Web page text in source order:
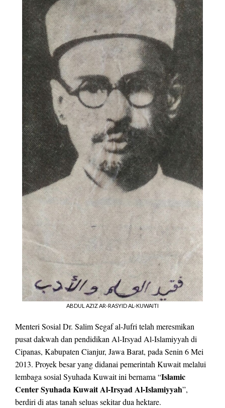
ABDUL AZIZ AR-RASYID AL-KUWAITI
Menteri Sosial Dr. Salim Segaf al-Jufri telah meresmikan
pusat dakwah dan pendidikan Al-Irsyad Al-Islamiyyah di
Cipanas, Kabupaten Cianjur, Jawa Barat, pada Senin 6 Mei
2013. Proyek besar yang didanai pemerintah Kuwait melalui
lembaga sosial Syuhada Kuwait ini bernama “Islamic
Center Syuhada Kuwait Al-Irsyad Al-Islamiyyah”,
berdiri di atas tanah seluas sekitar dua hektare.